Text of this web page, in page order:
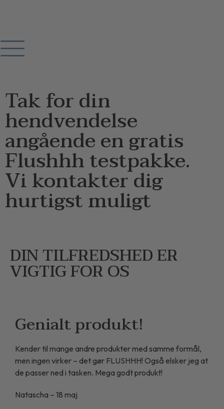
Tak for din
hendvendelse
angående en gratis
Flushhh testpakke.
Vi kontakter dig
hurtigst muligt
DIN TILFREDSHED ER
VIGTIG FOR OS
Genialt produkt!
Kender til mange andre produkter med samme formål,
men ingen virker – det gør FLUSHHH! Også elsker jeg at
de passer ned i tasken. Mega godt produkt!
Natascha – 18 maj